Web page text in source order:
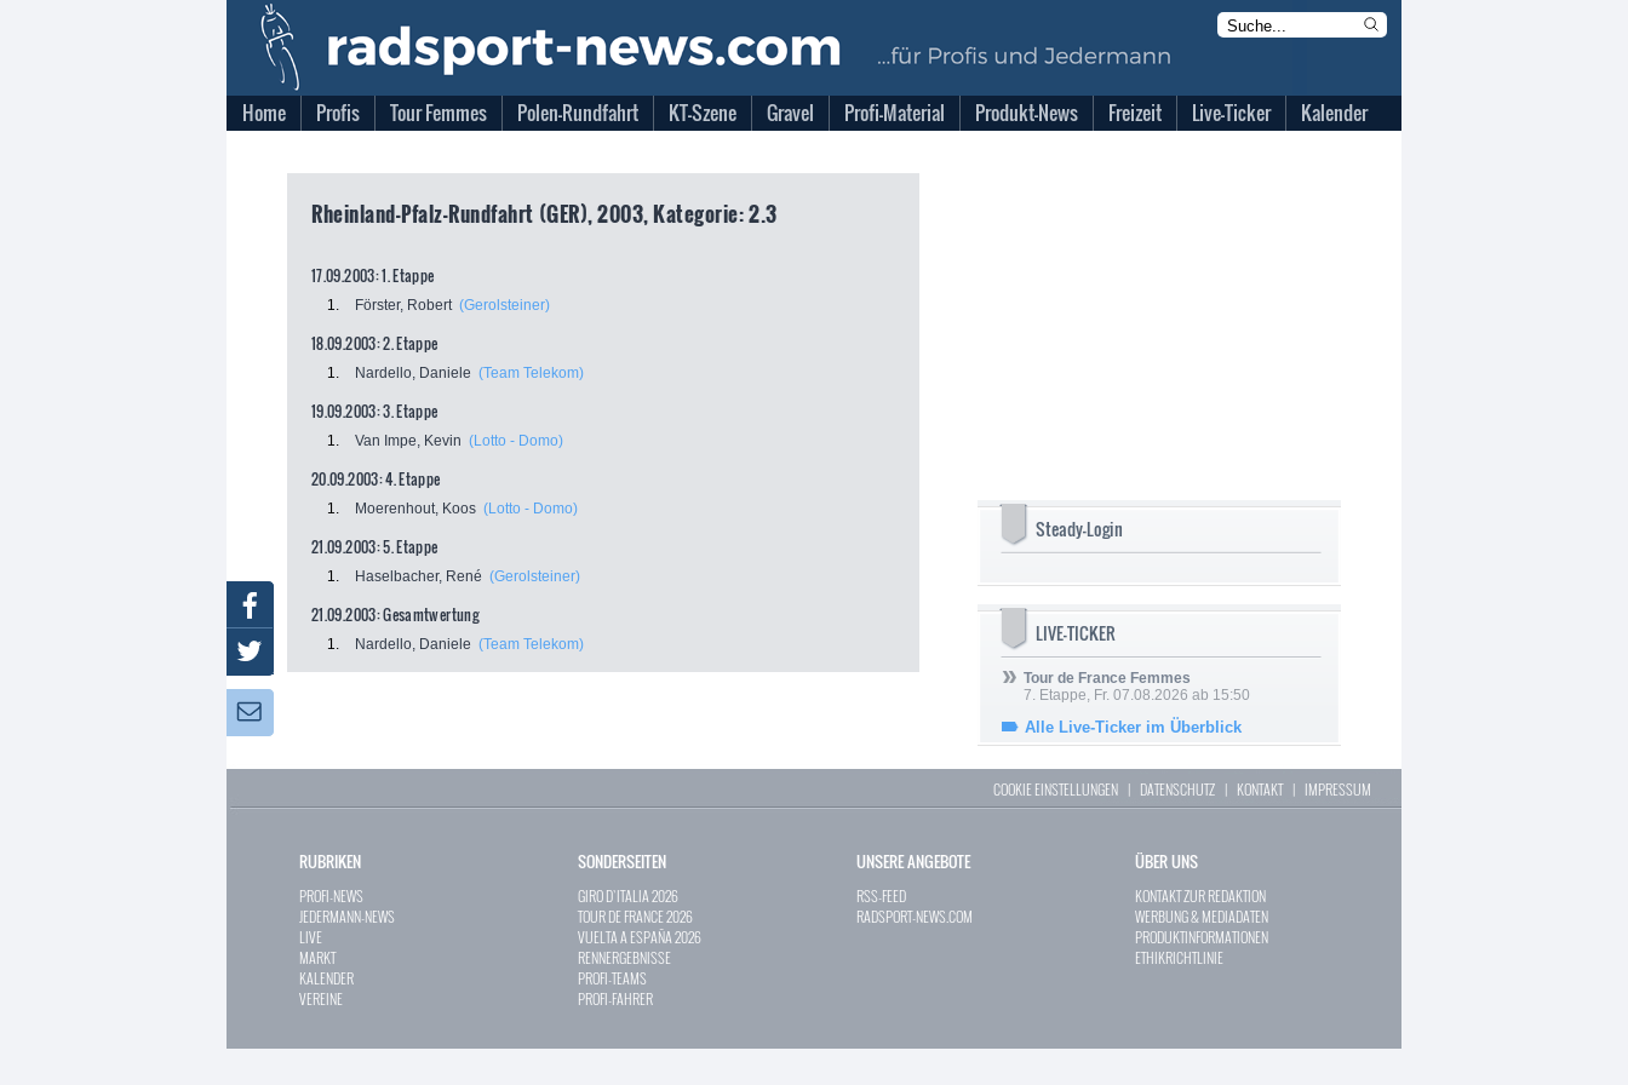
Home Profis Tour Femmes Polen-Rundfahrt KT-Szene Gravel Profi-Material Produkt-News Freizeit Live-Ticker Kalender
Rheinland-Pfalz-Rundfahrt (GER), 2003, Kategorie: 2.3
17.09.2003: 1. Etappe
1. Förster, Robert (Gerolsteiner)
18.09.2003: 2. Etappe
1. Nardello, Daniele (Team Telekom)
19.09.2003: 3. Etappe
1. Van Impe, Kevin (Lotto - Domo)
20.09.2003: 4. Etappe
1. Moerenhout, Koos (Lotto - Domo)
21.09.2003: 5. Etappe
1. Haselbacher, René (Gerolsteiner)
21.09.2003: Gesamtwertung
1. Nardello, Daniele (Team Telekom)
Steady-Login
LIVE-TICKER
Tour de France Femmes
7. Etappe, Fr. 07.08.2026 ab 15:50
Alle Live-Ticker im Überblick
Facebook
Twitter
COOKIE EINSTELLUNGEN | DATENSCHUTZ | KONTAKT| IMPRESSUM
RUBRIKEN
PROFI-NEWS
JEDERMANN-NEWS
LIVE
MARKT
KALENDER
VEREINE
SONDERSEITEN
GIRO D`ITALIA 2026
TOUR DE FRANCE 2026
VUELTA A ESPAÑA 2026
RENNERGEBNISSE
PROFI-TEAMS
PROFI-FAHRER
UNSERE ANGEBOTE
RSS-FEED
RADSPORT-NEWS.COM
ÜBER UNS
KONTAKT ZUR REDAKTION
WERBUNG & MEDIADATEN
PRODUKTINFORMATIONEN
ETHIKRICHTLINIE